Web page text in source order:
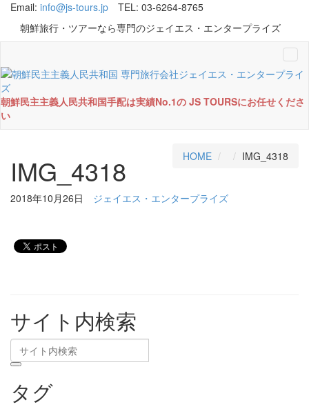
Email: info@js-tours.jp
TEL: 03-6264-8765
朝鮮旅行・ツアーなら専門のジェイエス・エンタープライズ
朝鮮民主主義人民共和国手配は実績No.1の JS TOURSにお任せくださ
い
IMG_4318 HOME IMG_4318
2018年10月26日 ジェイエス・エンタープライズ
サイト内検索
タグ